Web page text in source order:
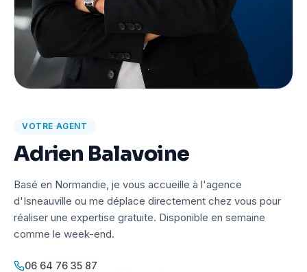
VOTRE AGENT
Adrien Balavoine
Basé en Normandie, je vous accueille à l'agence
d'Isneauville ou me déplace directement chez vous pour
réaliser une expertise gratuite. Disponible en semaine
comme le week-end.
06 64 76 35 87